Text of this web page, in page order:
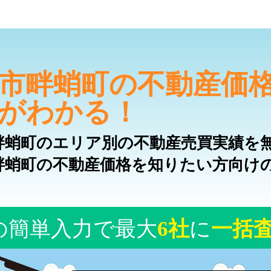
畔蛸町の不動産価
わかる！
蛸町のエリア別の不動産売買実績を
蛸町の不動産価格を知りたい方向け
簡単入力で最大6社に一括